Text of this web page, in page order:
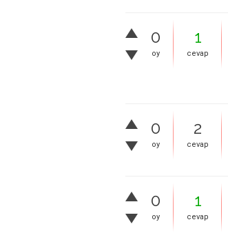
0
oy
1
cevap
0
oy
2
cevap
0
oy
1
cevap